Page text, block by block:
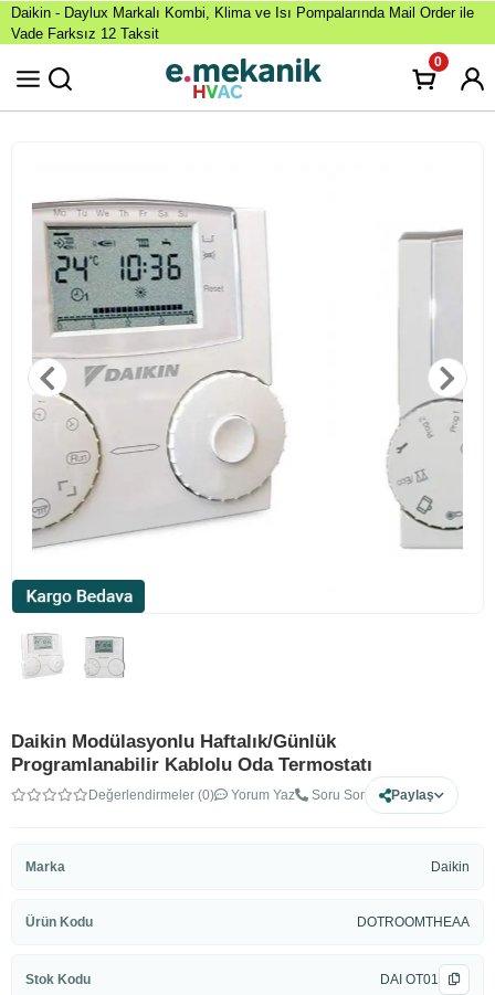
Daikin - Daylux Markalı Kombi, Klima ve Isı Pompalarında Mail Order ile
Vade Farksız 12 Taksit
0
Daikin Modülasyonlu Haftalık/Günlük
Programlanabilir Kablolu Oda Termostatı
Değerlendirmeler (0) Yorum Yaz Soru Sor Paylaş
Marka Daikin
Ürün Kodu DOTROOMTHEAA
Stok Kodu DAI OT01